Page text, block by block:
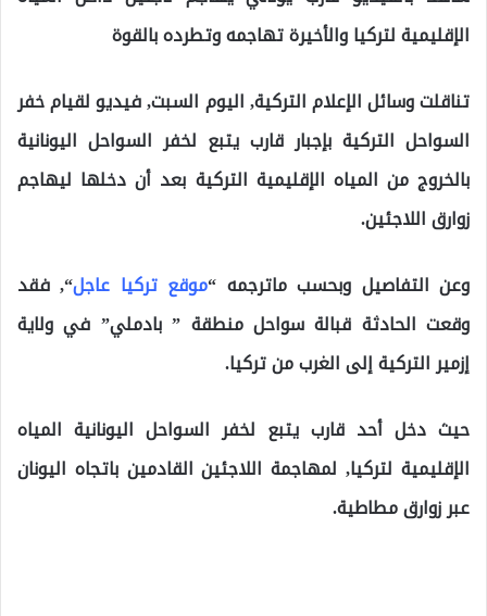
الإقليمية لتركيا والأخيرة تهاجمه وتطرده بالقوة
تناقلت وسائل الإعلام التركية, اليوم السبت, فيديو لقيام خفر
السواحل التركية بإجبار قارب يتبع لخفر السواحل اليونانية
بالخروج من المياه الإقليمية التركية بعد أن دخلها ليهاجم
زوارق اللاجئين.
وعن التفاصيل وبحسب ماترجمه “موقع تركيا عاجل“, فقد
وقعت الحادثة قبالة سواحل منطقة ” بادملي” في ولاية
إزمير التركية إلى الغرب من تركيا.
حيث دخل أحد قارب يتبع لخفر السواحل اليونانية المياه
الإقليمية لتركيا, لمهاجمة اللاجئين القادمين باتجاه اليونان
عبر زوارق مطاطية.